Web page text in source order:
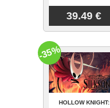
39.49 €
HOLLOW KNIGHT:
-35%